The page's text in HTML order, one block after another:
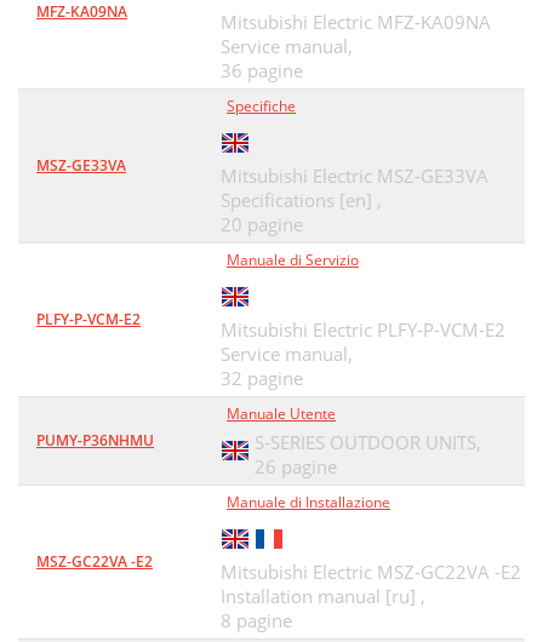
MFZ-KA09NA
Mitsubishi Electric MFZ-KA09NA
Service manual,
36 pagine
MSZ-GE33VA
Specifiche
Mitsubishi Electric MSZ-GE33VA
Specifications [en] ,
20 pagine
PLFY-P-VCM-E2
Manuale di Servizio
Mitsubishi Electric PLFY-P-VCM-E2
Service manual,
32 pagine
PUMY-P36NHMU
Manuale Utente
S-SERIES OUTDOOR UNITS,
26 pagine
MSZ-GC22VA -E2
Manuale di Installazione
Mitsubishi Electric MSZ-GC22VA -E2
Installation manual [ru] ,
8 pagine